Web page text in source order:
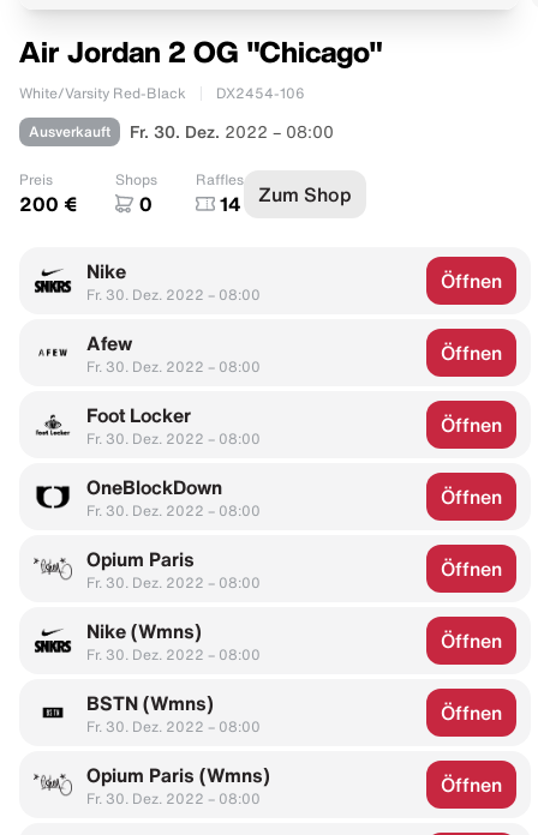
Air Jordan 2 OG "Chicago"
White/Varsity Red-Black DX2454-106
Ausverkauft Fr. 30. Dez. 2022 – 08:00
Preis
200 €
Shops
0
Raffles
14 Zum Shop
Nike
Fr. 30. Dez. 2022 – 08:00
Öffnen
Afew
Fr. 30. Dez. 2022 – 08:00
Öffnen
Foot Locker
Fr. 30. Dez. 2022 – 08:00
Öffnen
OneBlockDown
Fr. 30. Dez. 2022 – 08:00
Öffnen
Opium Paris
Fr. 30. Dez. 2022 – 08:00
Öffnen
Nike (Wmns)
Fr. 30. Dez. 2022 – 08:00
Öffnen
BSTN (Wmns)
Fr. 30. Dez. 2022 – 08:00
Öffnen
Opium Paris (Wmns)
Fr. 30. Dez. 2022 – 08:00
Öffnen